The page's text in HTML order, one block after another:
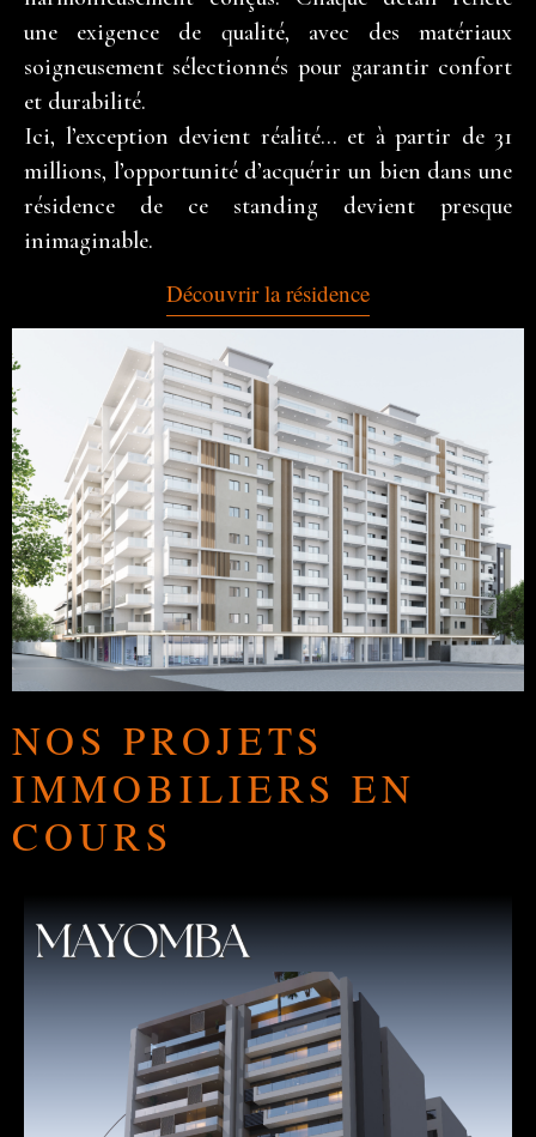
une exigence de qualité, avec des matériaux
soigneusement sélectionnés pour garantir confort
et durabilité.
Ici, l’exception devient réalité… et à partir de 31
millions, l’opportunité d’acquérir un bien dans une
résidence de ce standing devient presque
inimaginable.
Découvrir la résidence
NOS PROJETS
IMMOBILIERS EN
COURS